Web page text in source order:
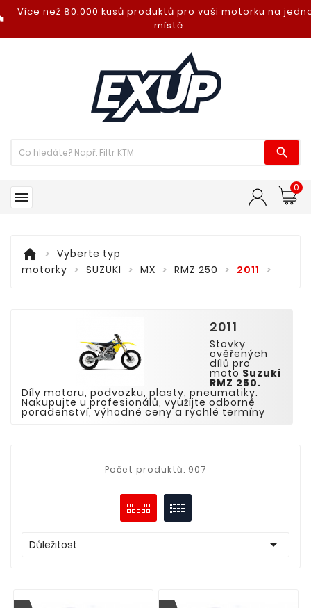
Více než 80.000 kusů produktů pro vaši motorku na
místě.


0
home
Vyberte typ
motorky
SUZUKI MX RMZ 250 2011
2011
Stovky
ověřených
dílů pro
moto Suzuki
RMZ 250.
Díly motoru, podvozku, plasty, pneumatiky.
Nakupujte u profesionálů, využijte odborné
poradenství, výhodné ceny a rychlé termíny
Počet produktů: 907
Důležitost 